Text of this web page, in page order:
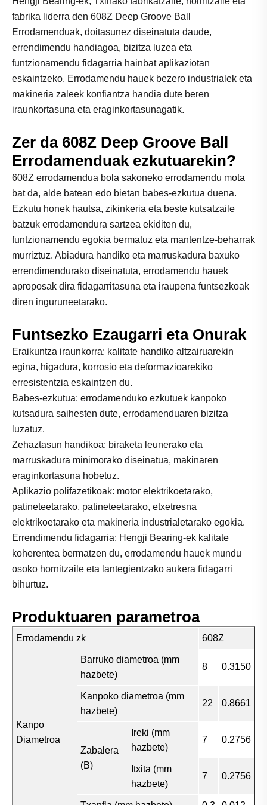
fabrika liderra den 608Z Deep Groove Ball
Errodamenduak, doitasunez diseinatuta daude,
errendimendu handiagoa, bizitza luzea eta
funtzionamendu fidagarria hainbat aplikaziotan
eskaintzeko. Errodamendu hauek bezero industrialek eta
makineria zaleek konfiantza handia dute beren
iraunkortasuna eta eraginkortasunagatik.
Zer da 608Z Deep Groove Ball
Errodamenduak ezkutuarekin?
608Z errodamendua bola sakoneko errodamendu mota
bat da, alde batean edo bietan babes-ezkutua duena.
Ezkutu honek hautsa, zikinkeria eta beste kutsatzaile
batzuk errodamendura sartzea ekiditen du,
funtzionamendu egokia bermatuz eta mantentze-beharrak
murriztuz. Abiadura handiko eta marruskadura baxuko
errendimendurako diseinatuta, errodamendu hauek
aproposak dira fidagarritasuna eta iraupena funtsezkoak
diren inguruneetarako.
Funtsezko Ezaugarri eta Onurak
Eraikuntza iraunkorra: kalitate handiko altzairuarekin
egina, higadura, korrosio eta deformazioarekiko
erresistentzia eskaintzen du.
Babes-ezkutua: errodamenduko ezkutuek kanpoko
kutsadura saihesten dute, errodamenduaren bizitza
luzatuz.
Zehaztasun handikoa: biraketa leunerako eta
marruskadura minimorako diseinatua, makinaren
eraginkortasuna hobetuz.
Aplikazio polifazetikoak: motor elektrikoetarako,
patineteetarako, patineteetarako, etxetresna
elektrikoetarako eta makineria industrialetarako egokia.
Errendimendu fidagarria: Hengji Bearing-ek kalitate
koherentea bermatzen du, errodamendu hauek mundu
osoko hornitzaile eta lantegientzako aukera fidagarri
bihurtuz.
Produktuaren parametroa
Errodamendu zk 608Z
Kanpo
Diametroa
Barruko diametroa (mm
hazbete)
8 0.3150
Kanpoko diametroa (mm
hazbete)
22 0.8661
Zabalera
(B)
Ireki (mm
hazbete)
7 0.2756
Itxita (mm
hazbete)
7 0.2756